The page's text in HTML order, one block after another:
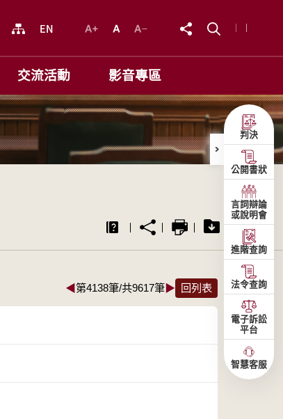
交流活動 影音專區
◀第4138筆/共9617筆▶ 回列表
判決
公開書狀
言詞辯論
或說明會
進階查詢
法令查詢
電子訴訟
平台
智慧客服